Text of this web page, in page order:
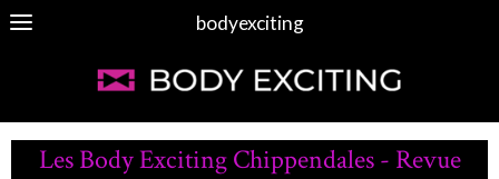
bodyexciting
Les Body Exciting Chippendales - Revue